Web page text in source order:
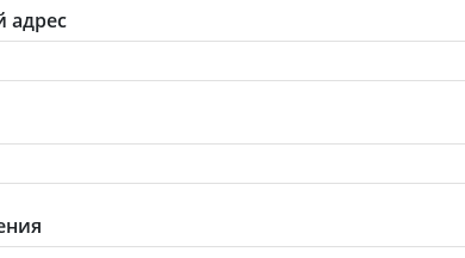
адрес